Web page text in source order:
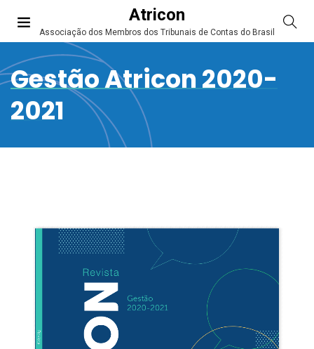
Atricon
Associação dos Membros dos Tribunais de Contas do Brasil
Gestão Atricon 2020-
2021